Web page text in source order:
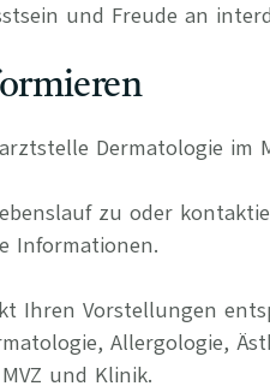
und Freude an
Dermatologie im
zu oder
Informationen.
Ihren Vorstellungen
Allergologie,
und Klinik.